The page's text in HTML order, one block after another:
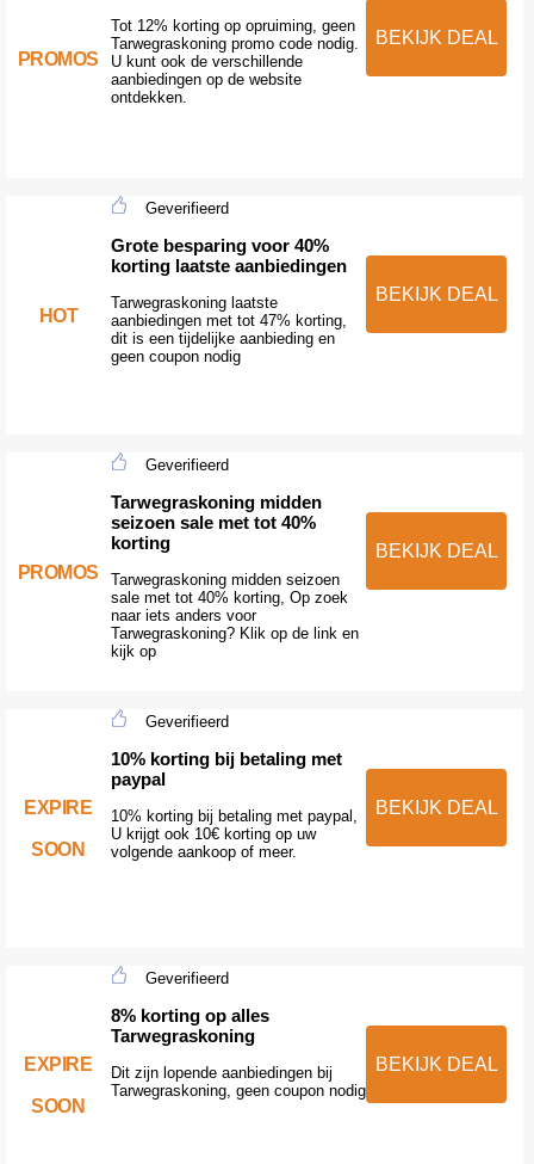
PROMOS
Tot 12% korting op opruiming, geen
Tarwegraskoning promo code nodig.
U kunt ook de verschillende
aanbiedingen op de website
ontdekken.
BEKIJK DEAL
HOT
Geverifieerd
Grote besparing voor 40%
korting laatste aanbiedingen
Tarwegraskoning laatste
aanbiedingen met tot 47% korting,
dit is een tijdelijke aanbieding en
geen coupon nodig
BEKIJK DEAL
PROMOS
Geverifieerd
Tarwegraskoning midden
seizoen sale met tot 40%
korting
Tarwegraskoning midden seizoen
sale met tot 40% korting, Op zoek
naar iets anders voor
Tarwegraskoning? Klik op de link en
kijk op
BEKIJK DEAL
EXPIRE
SOON
Geverifieerd
10% korting bij betaling met
paypal
10% korting bij betaling met paypal,
U krijgt ook 10€ korting op uw
volgende aankoop of meer.
BEKIJK DEAL
EXPIRE
SOON
Geverifieerd
8% korting op alles
Tarwegraskoning
Dit zijn lopende aanbiedingen bij
Tarwegraskoning, geen coupon nodig
BEKIJK DEAL